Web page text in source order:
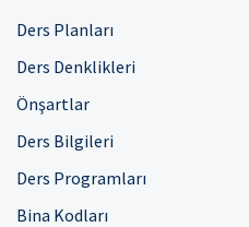
Ders Planları
Ders Denklikleri
Önşartlar
Ders Bilgileri
Ders Programları
Bina Kodları